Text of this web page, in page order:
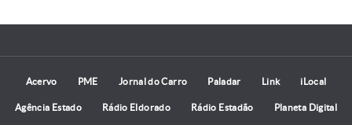
Acervo PME Jornal do Carro Paladar Link iLocal
Agência Estado Rádio Eldorado Rádio Estadão Planeta Digital